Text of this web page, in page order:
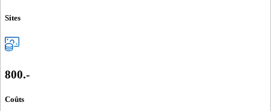
Sites
800.-
Coûts